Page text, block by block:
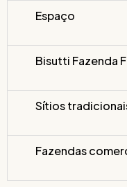
Espaço
Bisutti Fazenda
Sítios
Fazendas